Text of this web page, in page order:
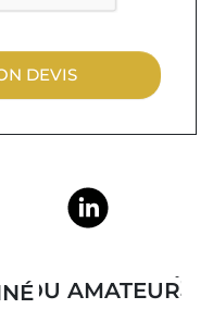
DEVIS
PASSIONNÉ